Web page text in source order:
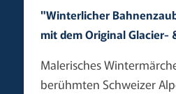
"Winterlicher
mit dem Original Glacier-
Malerisches
berühmten Schweizer